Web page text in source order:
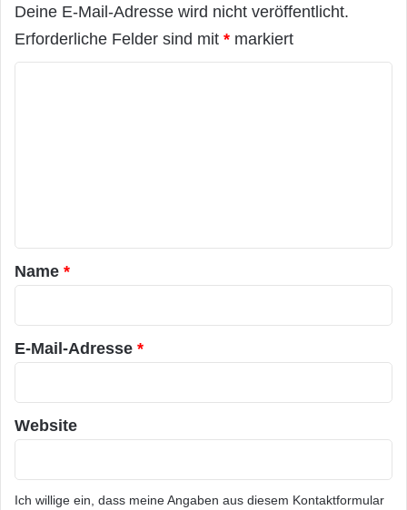
Deine E-Mail-Adresse wird nicht veröffentlicht.
Erforderliche Felder sind mit * markiert
a
r
*
Name *
E-Mail-Adresse *
Website
Ich willige ein, dass meine Angaben aus diesem Kontaktformular